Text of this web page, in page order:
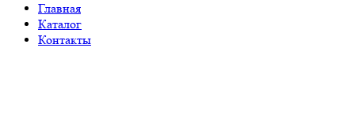
Главная
Каталог
Контакты